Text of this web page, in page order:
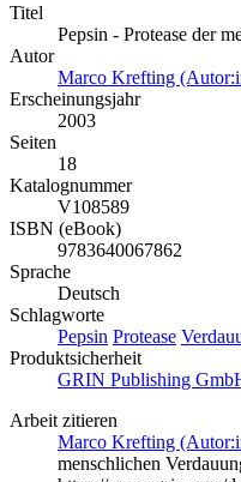
Titel
Pepsin - Protease der
Autor
Marco Krefting
Erscheinungsjahr
2003
Seiten
18
Katalognummer
V108589
ISBN (eBook)
9783640067862
Sprache
Deutsch
Schlagworte
Pepsin Protease
Produktsicherheit
GRIN Publishing
Arbeit zitieren
Marco Krefting
menschlichen